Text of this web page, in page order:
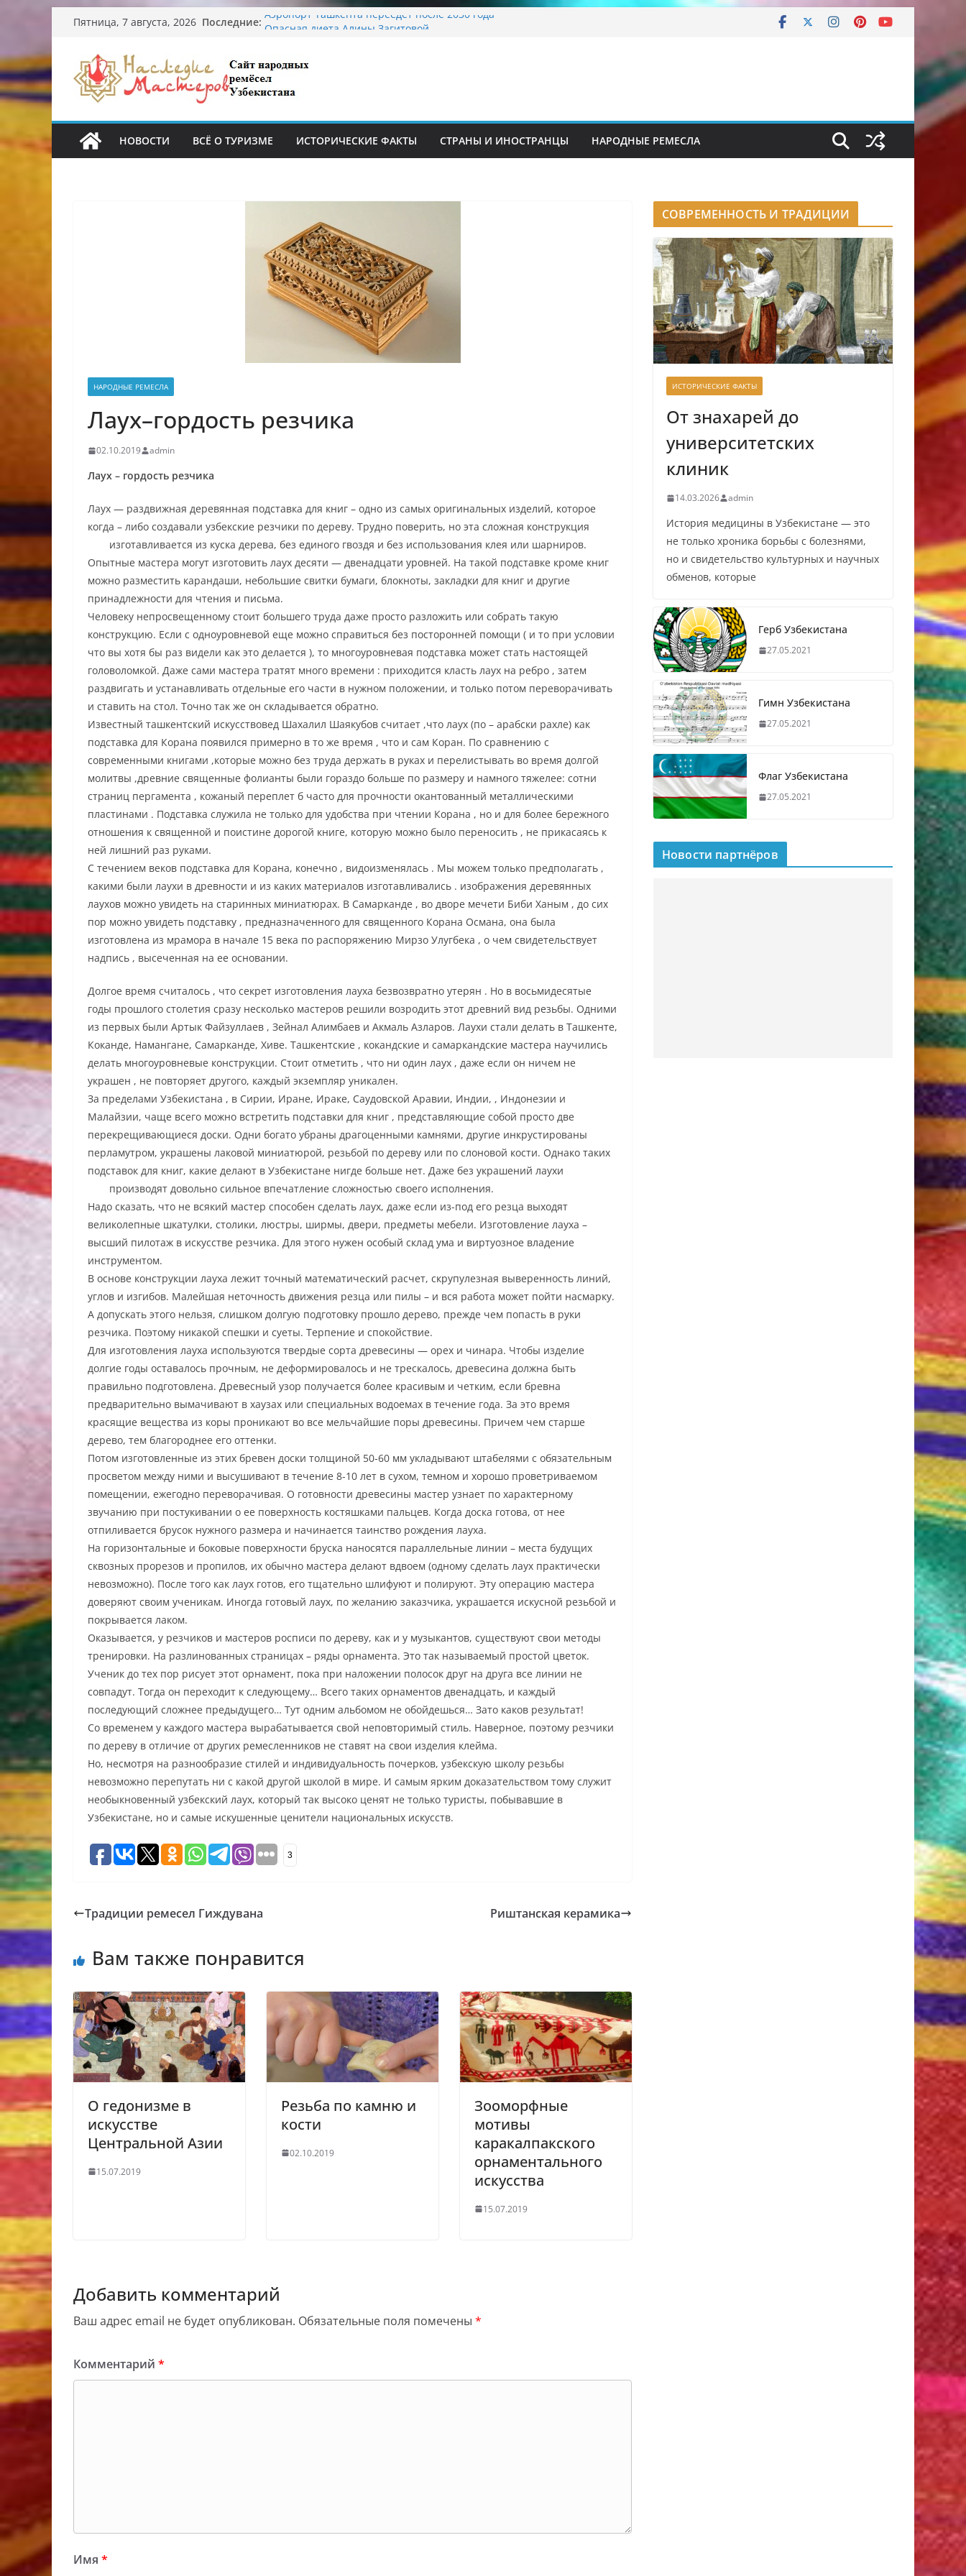
Перейти
содержимому
Пятница, 7 августа, 2026 Последние: Аэропорт Ташкента переедет после 2030 года
Обрушение на одном из ключевых перекрёстков
Ташкента: перекрыт путепровод на Буюк Ипак Йули
Узбекские традиционные узоры: символика и
НОВОСТИ ВСЁ О ТУРИЗМЕ ИСТОРИЧЕСКИЕ ФАКТЫ СТРАНЫ И ИНОСТРАНЦЫ НАРОДНЫЕ РЕМЕСЛА
НАРОДНЫЕ РЕМЕСЛА
Лаух–гордость резчика
02.10.2019 admin
Лаух – гордость резчика
Лаух — раздвижная деревянная подставка для книг – одно из самых оригинальных изделий, которое
когда – либо создавали узбекские резчики по дереву. Трудно поверить, но эта сложная конструкция
изготавливается из куска дерева, без единого гвоздя и без использования клея или шарниров.
Опытные мастера могут изготовить лаух десяти — двенадцати уровней. На такой подставке кроме книг
можно разместить карандаши, небольшие свитки бумаги, блокноты, закладки для книг и другие
принадлежности для чтения и письма.
Человеку непросвещенному стоит большего труда даже просто разложить или собрать такую
конструкцию. Если с одноуровневой еще можно справиться без посторонней помощи ( и то при условии
что вы хотя бы раз видели как это делается ), то многоуровневая подставка может стать настоящей
головоломкой. Даже сами мастера тратят много времени : приходится класть лаух на ребро , затем
раздвигать и устанавливать отдельные его части в нужном положении, и только потом переворачивать
и ставить на стол. Точно так же он складывается обратно.
Известный ташкентский искусствовед Шахалил Шаякубов считает ,что лаух (по – арабски рахле) как
подставка для Корана появился примерно в то же время , что и сам Коран. По сравнению с
современными книгами ,которые можно без труда держать в руках и перелистывать во время долгой
молитвы ,древние священные фолианты были гораздо больше по размеру и намного тяжелее: сотни
страниц пергамента , кожаный переплет б часто для прочности окантованный металлическими
пластинами . Подставка служила не только для удобства при чтении Корана , но и для более бережного
отношения к священной и поистине дорогой книге, которую можно было переносить , не прикасаясь к
ней лишний раз руками.
С течением веков подставка для Корана, конечно , видоизменялась . Мы можем только предполагать ,
какими были лаухи в древности и из каких материалов изготавливались . изображения деревянных
лаухов можно увидеть на старинных миниатюрах. В Самарканде , во дворе мечети Биби Ханым , до сих
пор можно увидеть подставку , предназначенного для священного Корана Османа, она была
изготовлена из мрамора в начале 15 века по распоряжению Мирзо Улугбека , о чем свидетельствует
надпись , высеченная на ее основании.
Долгое время считалось , что секрет изготовления лауха безвозвратно утерян . Но в восьмидесятые
годы прошлого столетия сразу несколько мастеров решили возродить этот древний вид резьбы. Одними
из первых были Артык Файзуллаев , Зейнал Алимбаев и Акмаль Азларов. Лаухи стали делать в Ташкенте,
Коканде, Намангане, Самарканде, Хиве. Ташкентские , кокандские и самаркандские мастера научились
делать многоуровневые конструкции. Стоит отметить , что ни один лаух , даже если он ничем не
украшен , не повторяет другого, каждый экземпляр уникален.
За пределами Узбекистана , в Сирии, Иране, Ираке, Саудовской Аравии, Индии, , Индонезии и
Малайзии, чаще всего можно встретить подставки для книг , представляющие собой просто две
перекрещивающиеся доски. Одни богато убраны драгоценными камнями, другие инкрустированы
перламутром, украшены лаковой миниатюрой, резьбой по дереву или по слоновой кости. Однако таких
подставок для книг, какие делают в Узбекистане нигде больше нет. Даже без украшений лаухи
производят довольно сильное впечатление сложностью своего исполнения.
Надо сказать, что не всякий мастер способен сделать лаух, даже если из-под его резца выходят
великолепные шкатулки, столики, люстры, ширмы, двери, предметы мебели. Изготовление лауха –
высший пилотаж в искусстве резчика. Для этого нужен особый склад ума и виртуозное владение
инструментом.
В основе конструкции лауха лежит точный математический расчет, скрупулезная выверенность линий,
углов и изгибов. Малейшая неточность движения резца или пилы – и вся работа может пойти насмарку.
А допускать этого нельзя, слишком долгую подготовку прошло дерево, прежде чем попасть в руки
резчика. Поэтому никакой спешки и суеты. Терпение и спокойствие.
Для изготовления лауха используются твердые сорта древесины — орех и чинара. Чтобы изделие
долгие годы оставалось прочным, не деформировалось и не трескалось, древесина должна быть
правильно подготовлена. Древесный узор получается более красивым и четким, если бревна
предварительно вымачивают в хаузах или специальных водоемах в течение года. За это время
красящие вещества из коры проникают во все мельчайшие поры древесины. Причем чем старше
дерево, тем благороднее его оттенки.
Потом изготовленные из этих бревен доски толщиной 50-60 мм укладывают штабелями с обязательным
просветом между ними и высушивают в течение 8-10 лет в сухом, темном и хорошо проветриваемом
помещении, ежегодно переворачивая. О готовности древесины мастер узнает по характерному
звучанию при постукивании о ее поверхность костяшками пальцев. Когда доска готова, от нее
отпиливается брусок нужного размера и начинается таинство рождения лауха.
На горизонтальные и боковые поверхности бруска наносятся параллельные линии – места будущих
сквозных прорезов и пропилов, их обычно мастера делают вдвоем (одному сделать лаух практически
невозможно). После того как лаух готов, его тщательно шлифуют и полируют. Эту операцию мастера
доверяют своим ученикам. Иногда готовый лаух, по желанию заказчика, украшается искусной резьбой и
покрывается лаком.
Оказывается, у резчиков и мастеров росписи по дереву, как и у музыкантов, существуют свои методы
тренировки. На разлинованных страницах – ряды орнамента. Это так называемый простой цветок.
Ученик до тех пор рисует этот орнамент, пока при наложении полосок друг на друга все линии не
совпадут. Тогда он переходит к следующему… Всего таких орнаментов двенадцать, и каждый
последующий сложнее предыдущего… Тут одним альбомом не обойдешься… Зато каков результат!
Со временем у каждого мастера вырабатывается свой неповторимый стиль. Наверное, поэтому резчики
по дереву в отличие от других ремесленников не ставят на свои изделия клейма.
Но, несмотря на разнообразие стилей и индивидуальность почерков, узбекскую школу резьбы
невозможно перепутать ни с какой другой школой в мире. И самым ярким доказательством тому служит
необыкновенный узбекский лаух, который так высоко ценят не только туристы, побывавшие в
Узбекистане, но и самые искушенные ценители национальных искусств.
3
Традиции ремесел Гиждувана Риштанская керамика
Вам также понравится
О гедонизме в
искусстве
Центральной Азии
15.07.2019
Резьба по камню и
кости
02.10.2019
Зооморфные
мотивы
каракалпакского
орнаментального
искусства
15.07.2019
Добавить комментарий
Ваш адрес email не будет опубликован. Обязательные поля помечены *
Комментарий *
Имя *
СОВРЕМЕННОСТЬ И ТРАДИЦИИ
ИСТОРИЧЕСКИЕ ФАКТЫ
От знахарей до
университетских
клиник
14.03.2026 admin
История медицины в Узбекистане — это
не только хроника борьбы с болезнями,
но и свидетельство культурных и научных
обменов, которые
Герб Узбекистана
27.05.2021
Гимн Узбекистана
27.05.2021
Флаг Узбекистана
27.05.2021
Новости партнёров